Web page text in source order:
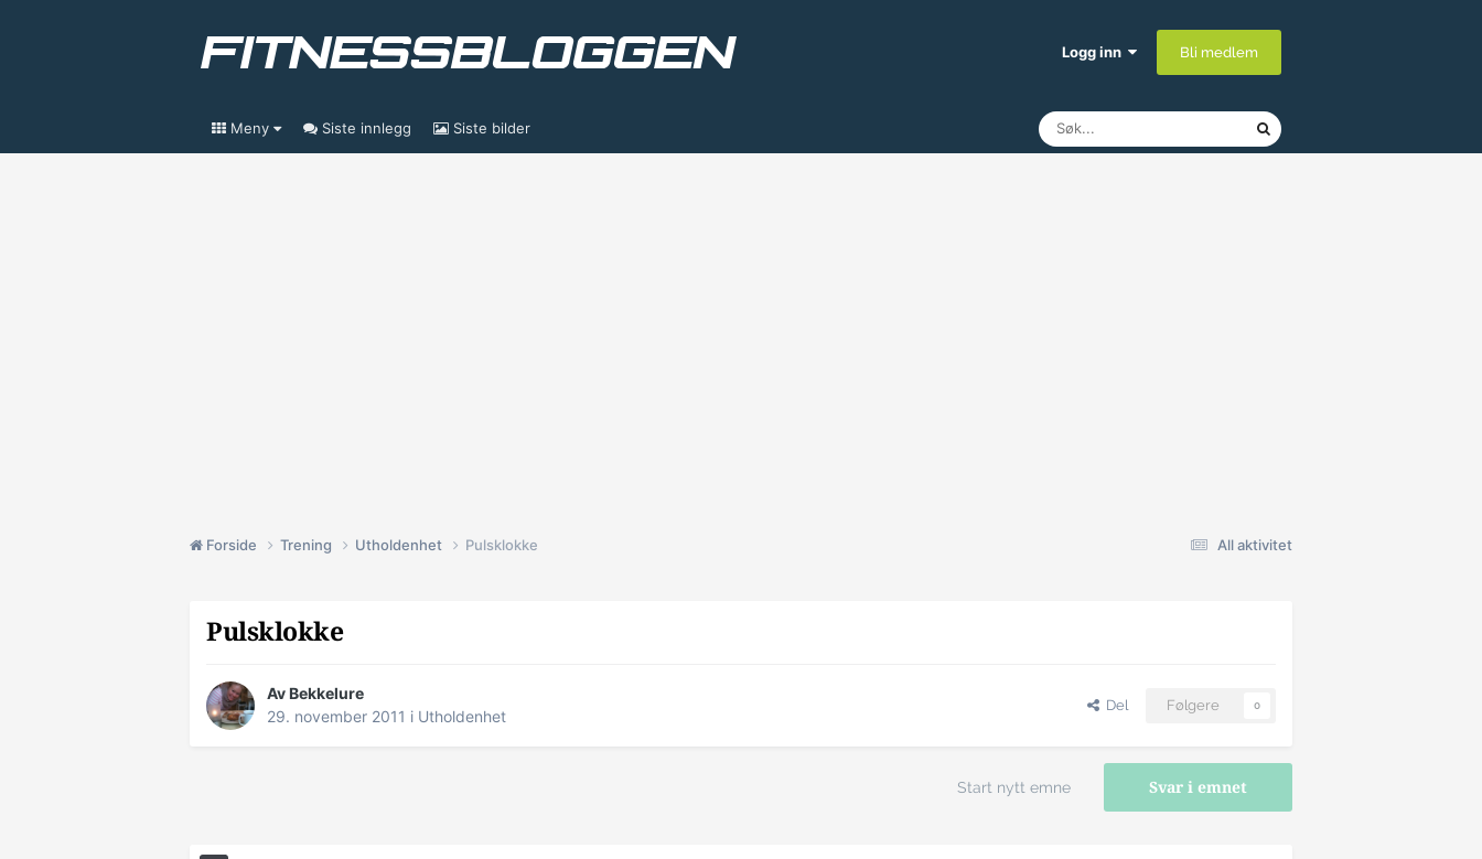
Logg inn Bli medlem
Meny Siste innlegg Siste bilder
All aktivitet
Forside Trening Utholdenhet Pulsklokke
Pulsklokke
AvBekkelure
29. november 2011 i Utholdenhet
Del Følgere 0
Svar i emnet
Start nytt emne